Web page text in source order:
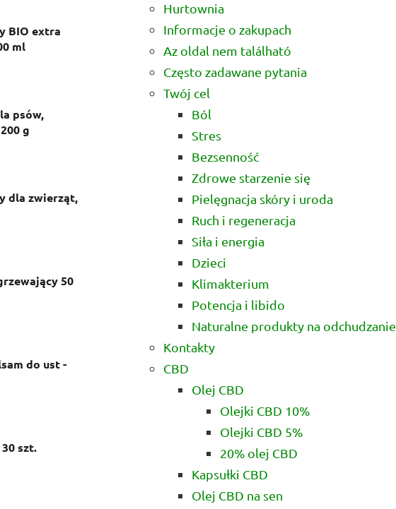
BIO extra
ml
psów,
g
dla zwierząt,
50
do ust -
szt.
Hurtownia
Informacje o zakupach
Az oldal nem található
Często zadawane pytania
Twój cel
Ból
Stres
Bezsenność
Zdrowe starzenie się
Pielęgnacja skóry i uroda
Ruch i regeneracja
Siła i energia
Dzieci
Klimakterium
Potencja i libido
Naturalne produkty na odchudzanie
Kontakty
CBD
Olej CBD
Olejki CBD 10%
Olejki CBD 5%
20% olej CBD
Kapsułki CBD
Olej CBD na sen